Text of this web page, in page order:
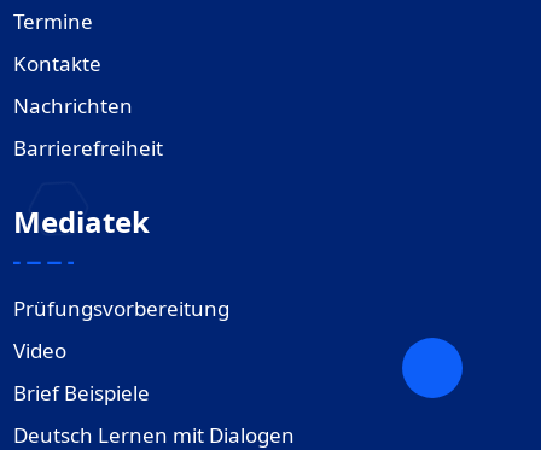
Termine
Kontakte
Nachrichten
Barrierefreiheit
Mediatek
Prüfungsvorbereitung
Video
Brief Beispiele
Deutsch Lernen mit Dialogen